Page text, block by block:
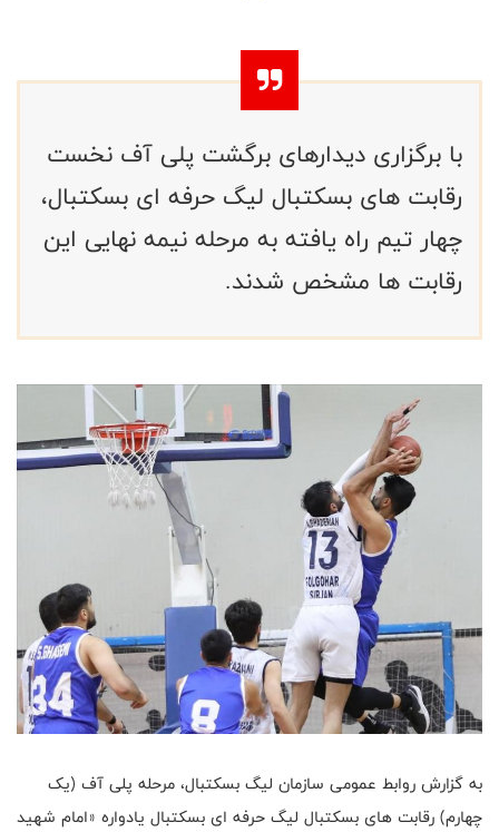
با برگزاری دیدارهای برگشت پلی آف نخست
رقابت های بسکتبال لیگ حرفه ای بسکتبال،
چهار تیم راه یافته به مرحله نیمه نهایی این
رقابت ها مشخص شدند.
به گزارش روابط عمومی سازمان لیگ بسکتبال، مرحله پلی آف (یک
چهارم) رقابت های بسکتبال لیگ حرفه ای بسکتبال یادواره «امام شهید